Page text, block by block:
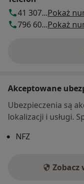
41 307...Pokaż
796 60...Pokaż
Akceptowane
Ubezpieczenia są
lokalizacji i usługi.
NFZ
Zobacz